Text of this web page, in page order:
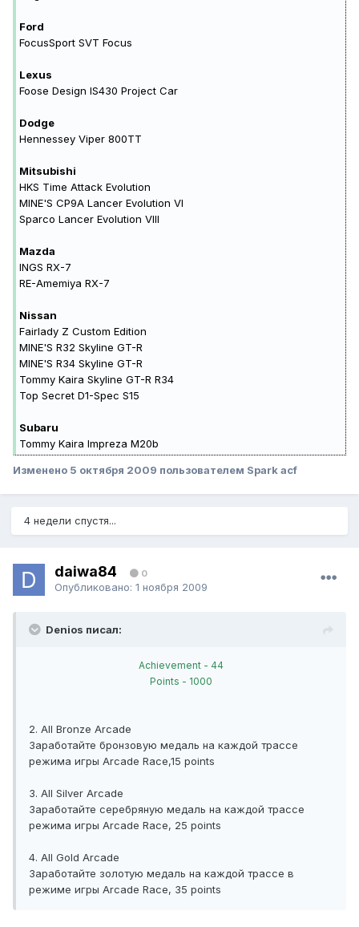
Ford
FocusSport SVT Focus
Lexus
Foose Design IS430 Project Car
Dodge
Hennessey Viper 800TT
Mitsubishi
HKS Time Attack Evolution
MINE'S CP9A Lancer Evolution VI
Sparco Lancer Evolution VIII
Mazda
INGS RX-7
RE-Amemiya RX-7
Nissan
Fairlady Z Custom Edition
MINE'S R32 Skyline GT-R
MINE'S R34 Skyline GT-R
Tommy Kaira Skyline GT-R R34
Top Secret D1-Spec S15
Subaru
Tommy Kaira Impreza M20b
Изменено 5 октября 2009 пользователем Spark acf
4 недели спустя...
daiwa84 0
Опубликовано: 1 ноября 2009
Denios писал:
Achievement - 44
Points - 1000
2. All Bronze Arcade
Заработайте бронзовую медаль на каждой трассе
режима игры Arcade Race,15 points
3. All Silver Arcade
Заработайте серебряную медаль на каждой трассе
режима игры Arcade Race, 25 points
4. All Gold Arcade
Заработайте золотую медаль на каждой трассе в
режиме игры Arcade Race, 35 points